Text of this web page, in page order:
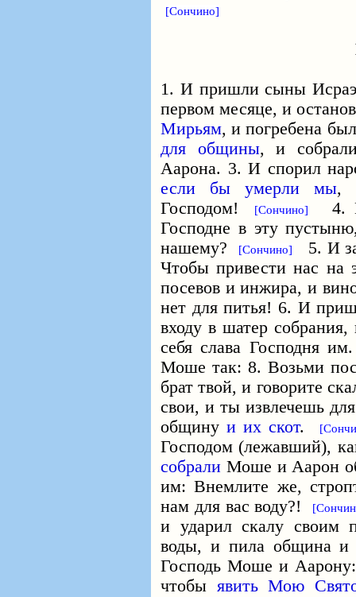
[Сончино]
1. И пришли сыны
первом месяце, и
Мирьям, и погребена
для общины, и
Аарона. 3. И спорил
если бы умерли мы,
Господом!
[Сончино]
4. И
Господне в эту
нашему?
[Сончино]
5. И
Чтобы привести нас на
посевов и инжира, и
нет для питья! 6. И
входу в шатер
себя слава Господня
Моше так: 8. Возьми
брат твой, и говорите
свои, и ты извлечешь
общинуи их скот.
Господом (лежавший),
собрали Моше и Аарон
им: Внемлите же,
нам для вас воду?!
и ударил скалу своим
воды, и пила община
Господь Моше и
чтобы явить Мою